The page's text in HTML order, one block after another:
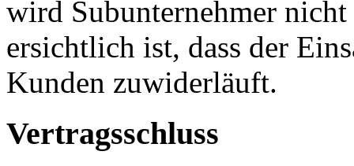
wird Subunternehmer
ersichtlich ist, dass der
Kunden zuwiderläuft.
Vertragsschluss